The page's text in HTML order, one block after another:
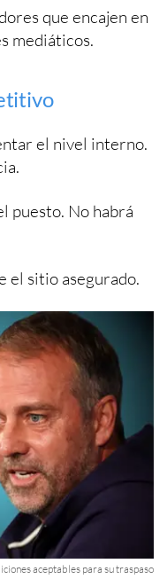
que encajen en
mediáticos.
el nivel interno.
puesto. No habrá
el sitio asegurado.
aceptables para su traspaso